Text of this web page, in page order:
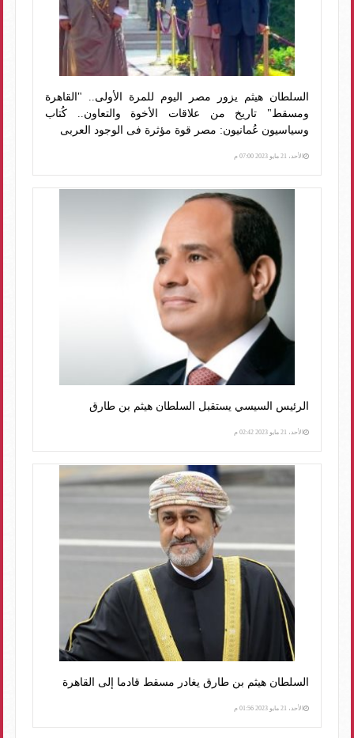
السلطان هيثم يزور مصر اليوم للمرة الأولى.. "القاهرة
ومسقط" تاريخ من علاقات الأخوة والتعاون.. كُتاب
وسياسيون عُمانيون: مصر قوة مؤثرة فى الوجود العربى
الأحد، 21 مايو 2023 07:00 م
الرئيس السيسي يستقبل السلطان هيثم بن طارق
الأحد، 21 مايو 2023 02:42 م
السلطان هيثم بن طارق يغادر مسقط قادما إلى القاهرة
الأحد، 21 مايو 2023 01:56 م